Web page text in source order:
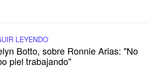
LEYENDO
Botto, sobre Ronnie Arias: "No
piel trabajando"